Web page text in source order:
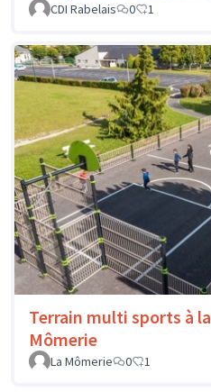
CDI Rabelais
0 1
Terrain multi sports à la
Mômerie
La Mômerie
0 1